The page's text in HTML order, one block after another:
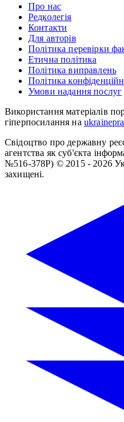
Про нас
Редколегія
Контакти
Для авторів
Політика перевірки
Етична політика
Політика виправлень
Політика
Умови надання послуг
Використання матеріалів
гіперпосилання на
Свідоцтво про державну
агентства як суб'єкта
№516-378Р) © 2015 - 2026
захищені.